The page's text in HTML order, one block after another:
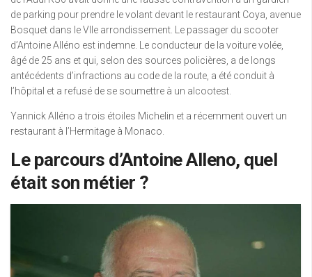
de parking pour prendre le volant devant le restaurant Coya, avenue
Bosquet dans le VIIe arrondissement. Le passager du scooter
d’Antoine Alléno est indemne. Le conducteur de la voiture volée,
âgé de 25 ans et qui, selon des sources policières, a de longs
antécédents d’infractions au code de la route, a été conduit à
l’hôpital et a refusé de se soumettre à un alcootest.
Yannick Alléno a trois étoiles Michelin et a récemment ouvert un
restaurant à l’Hermitage à Monaco.
Le parcours d’Antoine Alleno, quel
était son métier ?